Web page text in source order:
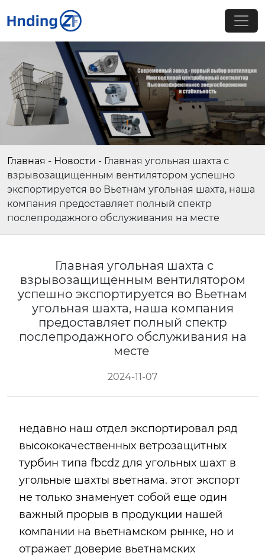
Главная - Новости - Главная угольная шахта с
взрывозащищенным вентилятором успешно
экспортируется во Вьетнам угольная шахта, наша
компания предоставляет полный спектр
послепродажного обслуживания на месте
Главная угольная шахта с
взрывозащищенным вентилятором
успешно экспортируется во Вьетнам
угольная шахта, наша компания
предоставляет полный спектр
послепродажного обслуживания на
месте
2024-11-07
недавно наш отдел экспортировал ряд
высококачественных ветрозащитных
турбин типа fbcdz для угольных шахт в
угольные шахты вьетнама. этот экспорт
не только знаменует собой еще один
важный прорыв в продукции нашей
компании на вьетнамском рынке, но и
отражает доверие вьетнамских